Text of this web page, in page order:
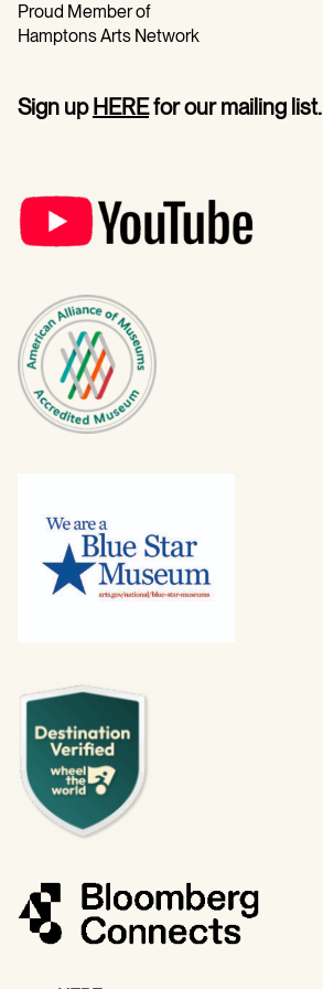
Proud Member of
Hamptons Arts Network
Sign upHEREfor our mailing list.